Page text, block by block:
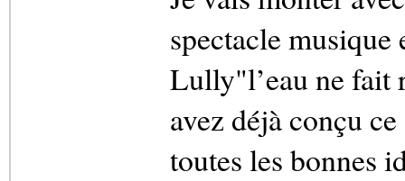
spectacle
Lully"l’eau ne fait
avez déjà conçu
toutes les bonnes